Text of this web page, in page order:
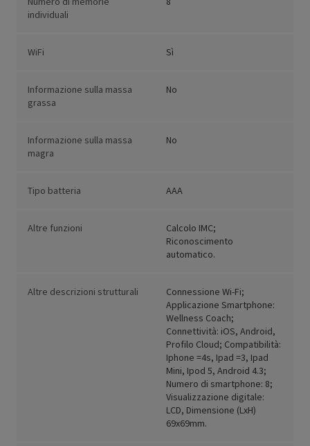
individuali
WiFi Sì
Informazione sulla massa
grassa
No
Informazione sulla massa
magra
No
Tipo batteria AAA
Altre funzioni
Calcolo IMC;
Riconoscimento
automatico.
Altre descrizioni strutturali
Connessione Wi-Fi;
Applicazione Smartphone:
Wellness Coach;
Connettività: iOS, Android,
Profilo Cloud; Compatibilità:
Iphone =4s, Ipad =3, Ipad
Mini, Ipod 5, Android 4.3;
Numero di smartphone: 8;
Visualizzazione digitale:
LCD, Dimensione (LxH)
69x69mm.